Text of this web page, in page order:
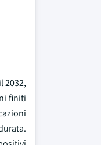
2032,
finiti